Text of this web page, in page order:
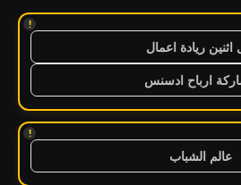
!
اثنين ريادة اعمال
ارباح ادسنس
!
عالم الشباب